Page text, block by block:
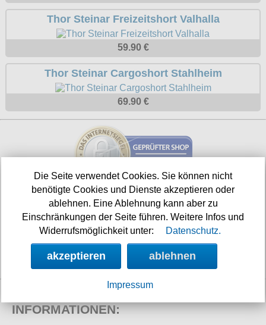
T-Shirts
Taschen
Verschiedenes
Lucky 13
TUK
Verschiedene
Zubehör
Gürtelschnallen
Ketten
Nieten
Rune Charms
Thorhammer
Verschiedenes
M
L
XL
XXL
XXXL
XXXXL
XXXXXL
Marken
Alpha Industries
Everlast USA
Lonsdale London
Pit Bull
Yakuza
Kleidung
Bademoden
Bauchtaschen
Fliegerjacken
Jogginghosen
Outdoorbekleidung
Warenkorb ( 0 | 0.00 € )
--------------
gesamt: 0.00 €
Social Media:
Thor Steinar Freizeitshort Valhalla
59.90 €
Thor Steinar Cargoshort Stahlheim
69.90 €
Shop aktualisiert am:
07.08.2026
Nächste Auslieferung in:
23h 41m
INFORMATIONEN:
Die Seite verwendet Cookies. Sie können nicht
benötigte Cookies und Dienste akzeptieren oder
ablehnen. Eine Ablehnung kann aber zu
Einschränkungen der Seite führen. Weitere Infos und
Widerrufsmöglichkeit unter:
Datenschutz.
akzeptieren ablehnen
Impressum